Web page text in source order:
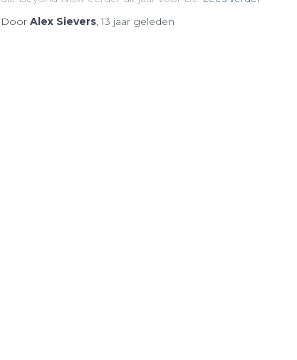
Door Alex Sievers,13 jaar geleden